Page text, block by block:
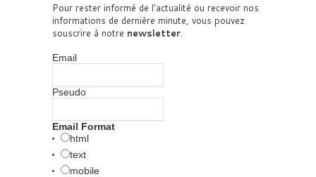
Pour rester informé de l'actualité ou recevoir nos
informations de dernière minute, vous pouvez
souscrire à notre newsletter.
Email
Pseudo
Email Format
html
text
mobile